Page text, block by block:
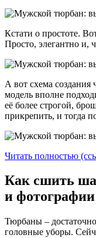
Кстати о простоте.
Просто, элегантно и,
А вот схема создания
модель вполне
её более строгой,
прикрепить, и тогда
Читать полностью
Как сшить
и
Тюрбаны –
головные уборы.